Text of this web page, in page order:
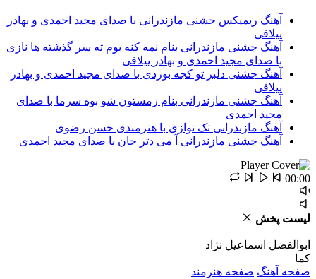
آهنگ ریمیکس جشنی مازندرانی با صدای مجید احمدی و بهادر
ییلاقی
آهنگ جشنی مازندرانی بنام نمه کنه بوم ته سر گذشته ها نازی
با صدای مجید احمدی و بهادر ییلاقی
آهنگ جشنی دلبر تو کجه بوردی با صدای مجید احمدی و بهادر
ییلاقی
آهنگ جشنی مازندرانی بنام زمستون شو بوه سرما با صدای
مجید احمدی
آهنگ مازندرانی تک نوازی با هنرمندی حسن رضوی
آهنگ جشنی مازندرانی آ می دتر جان با صدای مجید احمدی
00:00
لیست پخش
ابوالفضل اسماعیل نژاد
کما
صفحه آهنگ صفحه هنرمند